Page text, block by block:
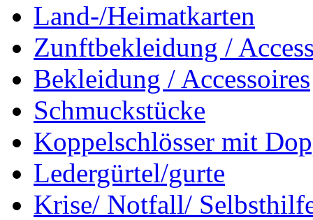
Land-/Heimatkarten
Zunftbekleidung /
Bekleidung / Accessoires
Schmuckstücke
Koppelschlösser mit
Ledergürtel/gurte
Krise/ Notfall/